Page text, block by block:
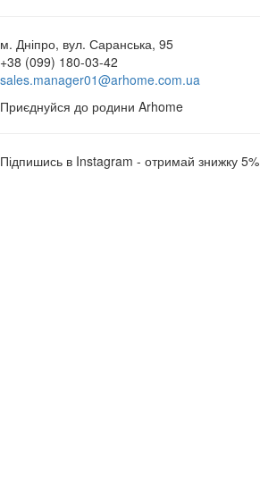
м. Дніпро, вул. Саранська, 95
+38 (099) 180-03-42
sales.manager01@arhome.com.ua
Приєднуйся до родини Arhome
Підпишись в Instagram - отримай знижку 5%